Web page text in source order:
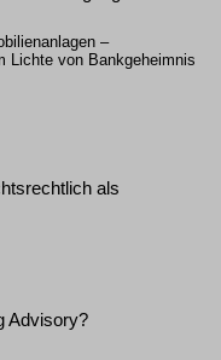
–
Lichte von Bankgeheimnis
als
Advisory?